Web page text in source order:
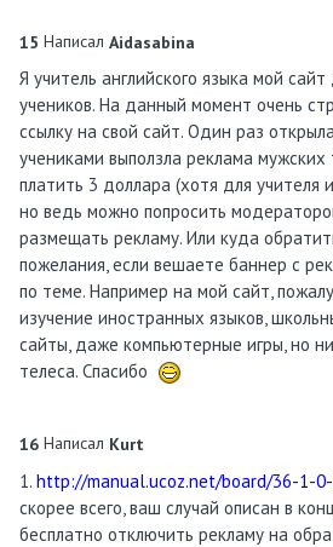
15 Написал Aidasabina
Я учитель английского языка мой
учеников. На данный момент очень
ссылку на свой сайт. Один раз
учениками выползла реклама мужских
платить 3 доллара (хотя для учителя
но ведь можно попросить
размещать рекламу. Или куда
пожелания, если вешаете баннер с
по теме. Например на мой сайт,
изучение иностранных языков,
сайты, даже компьютерные игры, но
телеса. Спасибо
16 Написал Kurt
1. http://manual.ucoz.net/board/36-1-
скорее всего, ваш случай описан в
бесплатно отключить рекламу на